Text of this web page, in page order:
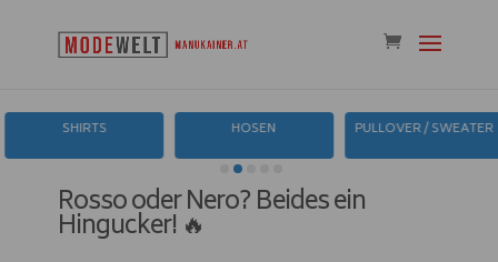
SHIRTS HOSEN PULLOVER / SWEATER
Rosso oder Nero? Beides ein
Hingucker! 🔥